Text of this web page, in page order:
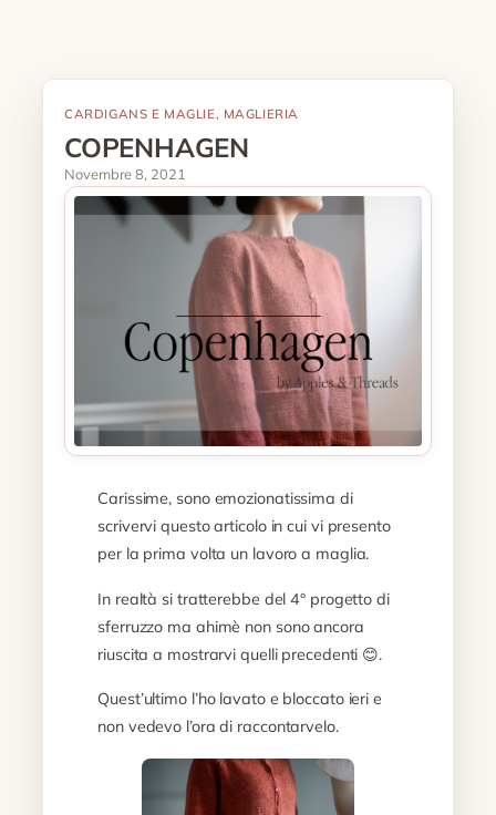
CARDIGANS E MAGLIE, MAGLIERIA
COPENHAGEN
Novembre 8, 2021
Carissime, sono emozionatissima di
scrivervi questo articolo in cui vi presento
per la prima volta un lavoro a maglia.
In realtà si tratterebbe del 4° progetto di
sferruzzo ma ahimè non sono ancora
riuscita a mostrarvi quelli precedenti 😊.
Quest’ultimo l’ho lavato e bloccato ieri e
non vedevo l’ora di raccontarvelo.